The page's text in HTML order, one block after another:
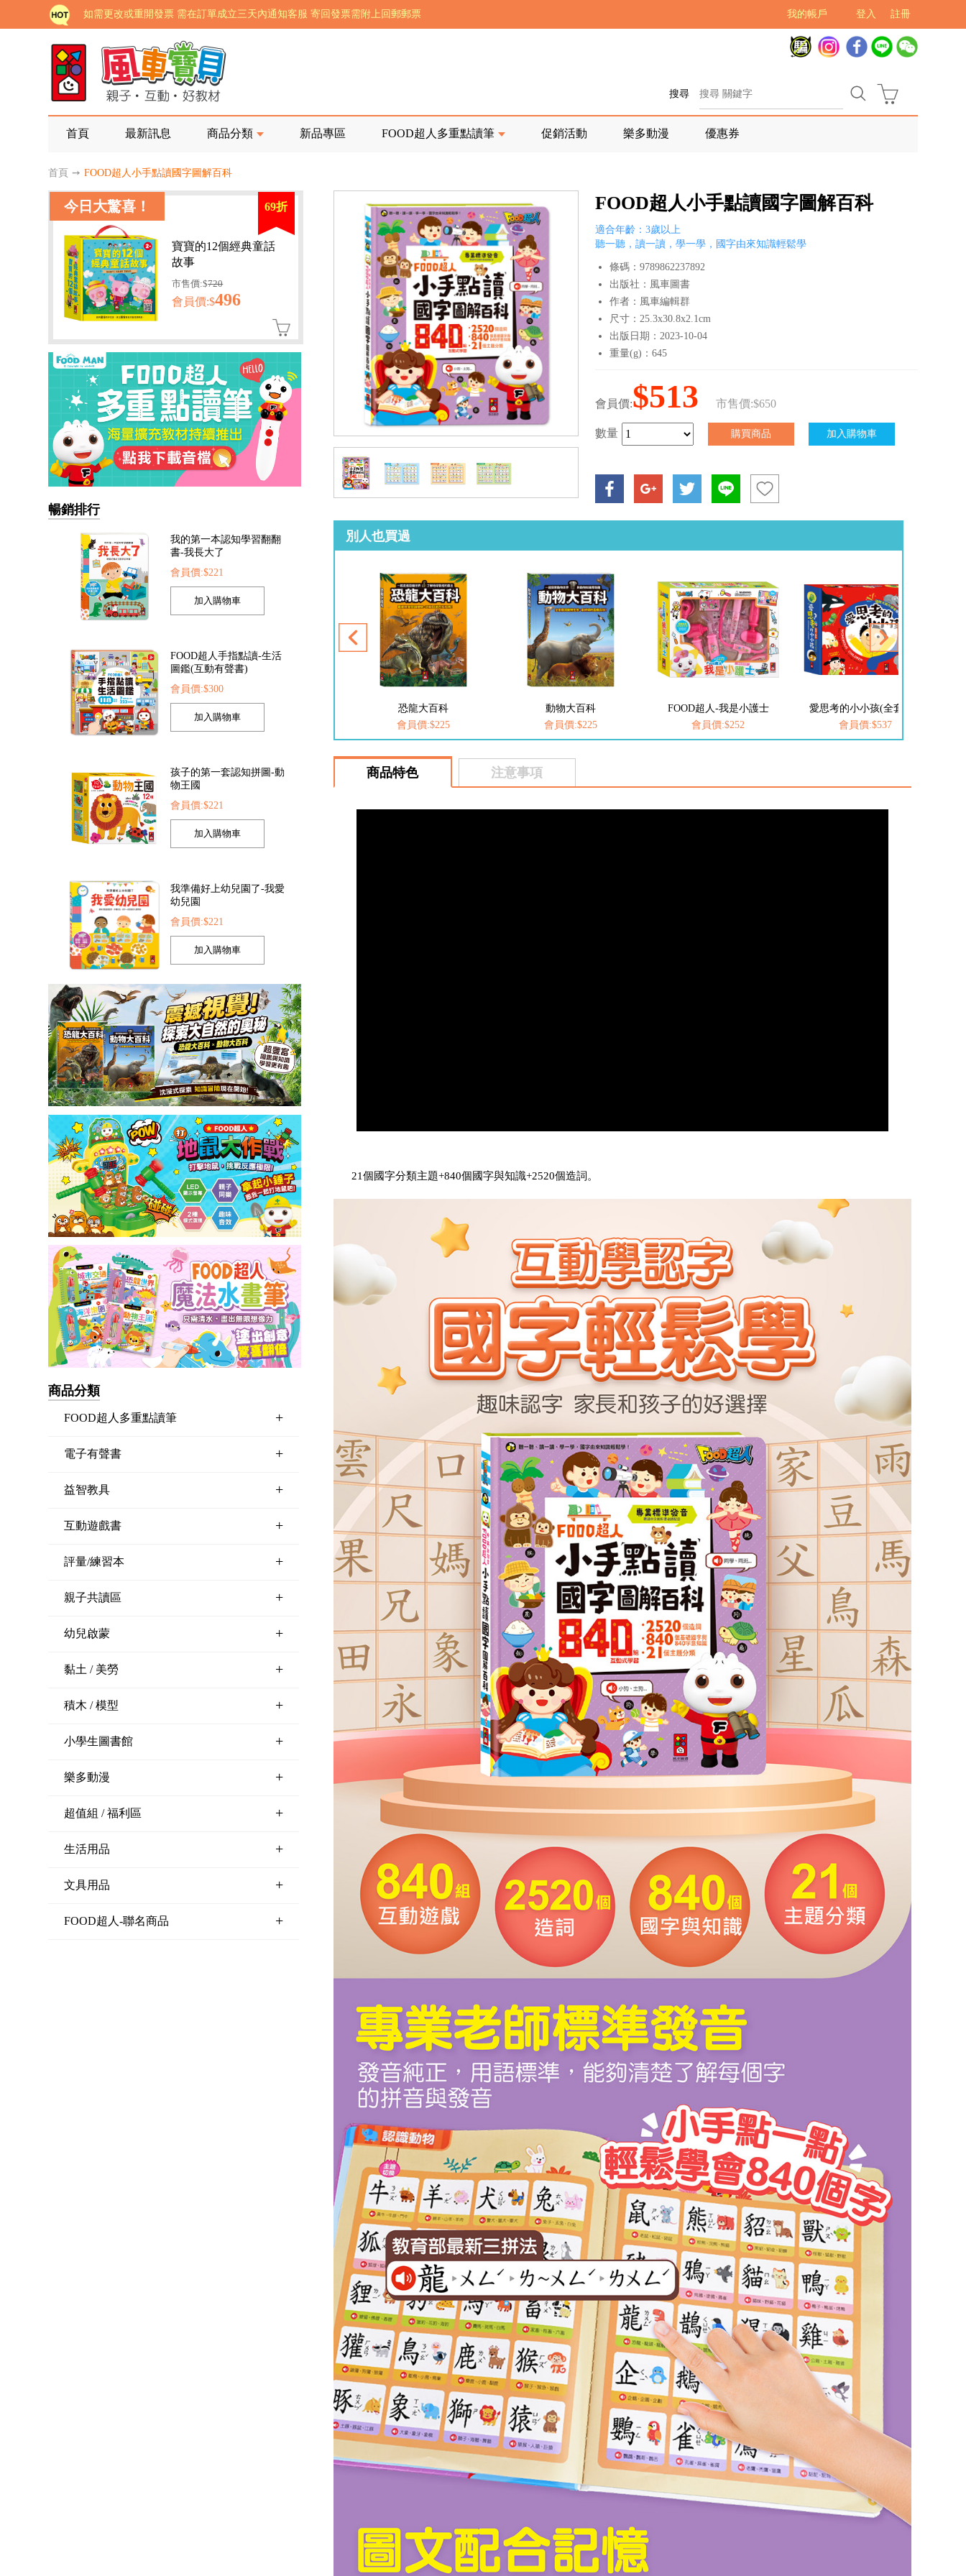
註冊
登入
我的帳戶
老師您好!!幼教會員火熱招募中~
海外購物免煩惱！點我查看『海外購物流程說明』
家長樂了!「風車書版集團暨FOOD超人企業總部」目前正興建中!
批發會員大招募，輕鬆實現財富自由!
如需更改或重開發票 需在訂單成立三天內通知客服 寄回發票需附上回郵郵票
搜尋
首頁 最新訊息 商品分類 新品專區 FOOD超人多重點讀筆 促銷活動 樂多動漫 優惠券
首頁 ➙ FOOD超人小手點讀國字圖解百科
今日大驚喜！ 69折
寶寶的12個經典童話
故事
市售價:$720
會員價:$496
暢銷排行
FOOD超人手指點讀-生活
圖鑑(互動有聲書)
會員價:$300
孩子的第一套認知拼圖-動
物王國
會員價:$221
我準備好上幼兒園了-我愛
幼兒園
會員價:$221
我的第一本認知學習翻翻
書-我長大了
會員價:$221
商品分類
FOOD超人多重點讀筆 +
電子有聲書 +
益智教具 +
互動遊戲書 +
評量/練習本 +
親子共讀區 +
幼兒啟蒙 +
黏土 / 美勞 +
積木 / 模型 +
小學生圖書館 +
樂多動漫 +
超值組 / 福利區 +
生活用品 +
文具用品 +
FOOD超人-聯名商品 +
FOOD超人小手點讀國字圖解百科
適合年齡：3歲以上
聽一聽，讀一讀，學一學，國字由來知識輕鬆學
條碼：9789862237892
出版社：風車圖書
作者：風車編輯群
尺寸：25.3x30.8x2.1cm
出版日期：2023-10-04
重量(g)：645
會員價:$513 市售價:$650
數量
別人也買過
FOOD超人繽紛泡泡槍
會員價:$205
動物大百科
會員價:$225
FOOD超人-我是小護士
會員價:$252
愛思考的小小孩(全套8冊)
會員價:$537
FOOD超人-我是小醫生
會員價:$252
商品特色 注意事項
21個國字分類主題+840個國字與知識+2520個造詞。